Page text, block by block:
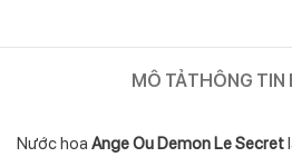
MÔ TẢTHÔNG TIN
Nước hoa Ange Ou Demon Le Secret